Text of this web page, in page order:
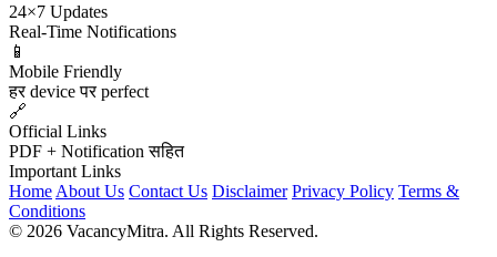
24×7 Updates
Real-Time Notifications
📱
Mobile Friendly
हर device पर perfect
🔗
Official Links
PDF + Notification सहित
Important Links
Home About Us Contact Us Disclaimer Privacy Policy Terms &
Conditions
© 2026 VacancyMitra. All Rights Reserved.